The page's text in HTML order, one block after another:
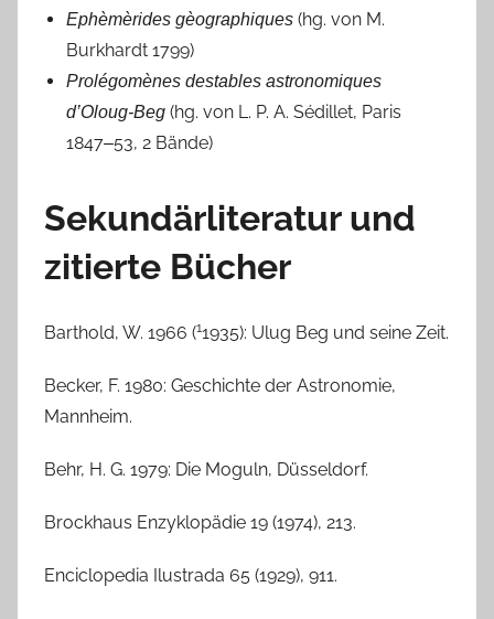
Ephèmèrides gèographiques (hg. von M.
Burkhardt 1799)
Prolégomènes destables astronomiques
d’Oloug-Beg (hg. von L. P. A. Sédillet, Paris
1847‒53, 2 Bände)
Sekundärliteratur und
zitierte Bücher
Barthold, W. 1966 (11935): Ulug Beg und seine Zeit.
Becker, F. 1980: Geschichte der Astronomie,
Mannheim.
Behr, H. G. 1979: Die Moguln, Düsseldorf.
Brockhaus Enzyklopädie 19 (1974), 213.
Enciclopedia Ilustrada 65 (1929), 911.